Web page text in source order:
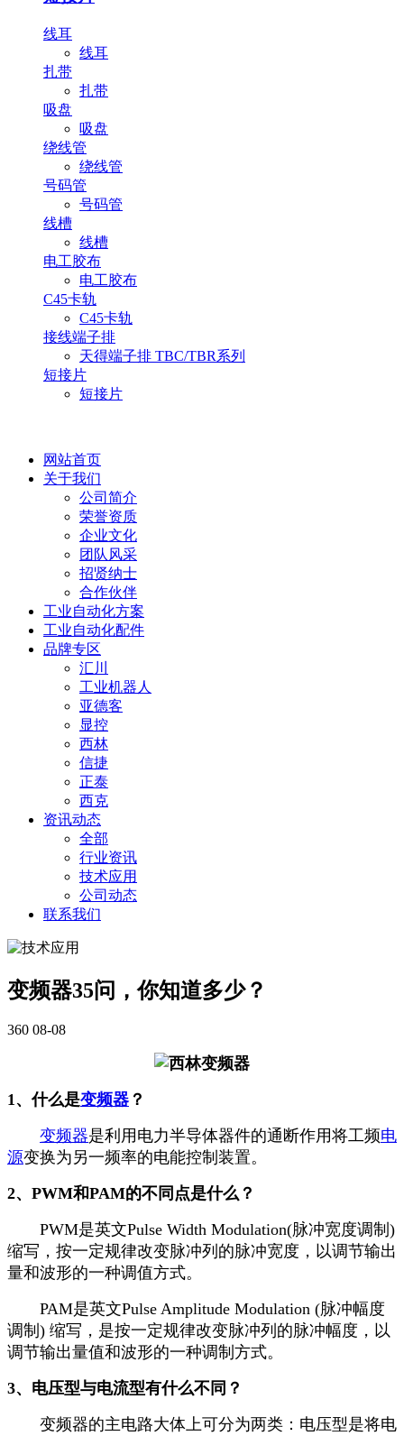
线耳
线耳
扎带
扎带
吸盘
吸盘
绕线管
绕线管
号码管
号码管
线槽
线槽
电工胶布
电工胶布
C45卡轨
C45卡轨
接线端子排
天得端子排 TBC/TBR系列
短接片
短接片
网站首页
关于我们
公司简介
荣誉资质
企业文化
团队风采
招贤纳士
合作伙伴
工业自动化方案
工业自动化配件
品牌专区
汇川
工业机器人
亚德客
显控
西林
信捷
正泰
西克
资讯动态
全部
行业资讯
技术应用
公司动态
联系我们
变频器35问，你知道多少？
360 08-08
1、什么是变频器 ？
变频器是利用电力半导体器件的通断作用将工频电
源变换为另一频率的电能控制装置。
2、PWM和PAM的不同点是什么？
PWM是英文Pulse Width Modulation(脉冲宽度调制)
缩写，按一定规律改变脉冲列的脉冲宽度，以调节输出
量和波形的一种调值方式。
PAM是英文Pulse Amplitude Modulation (脉冲幅度
调制) 缩写，是按一定规律改变脉冲列的脉冲幅度，以
调节输出量值和波形的一种调制方式。
3、电压型与电流型有什么不同？
变频器的主电路大体上可分为两类：电压型是将电